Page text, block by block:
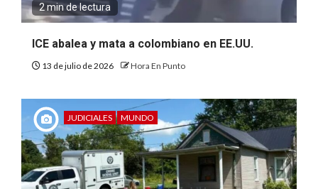
2 min de lectura
ICE abalea y mata a colombiano en EE.UU.
13 de julio de 2026 Hora En Punto
JUDICIALES MUNDO